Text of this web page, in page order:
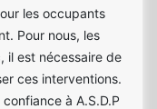
les occupants
Pour nous, les
il est nécessaire de
ces interventions.
à A.S.D.P